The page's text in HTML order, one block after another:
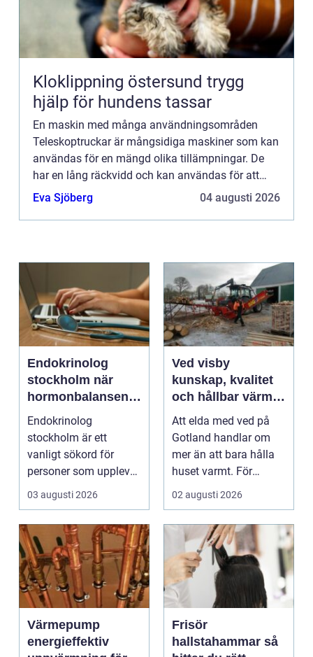
Kloklippning östersund trygg
hjälp för hundens tassar
En maskin med många användningsområden
Teleskoptruckar är mångsidiga maskiner som kan
användas för en mängd olika tillämpningar. De
har en lång räckvidd och kan användas för att
flytta material i trånga utrymmen. Om du vill hyra
Eva Sjöberg 04 augusti 2026
Endokrinolog
stockholm när
hormonbalansen
behöver
specialistvård
Endokrinolog
stockholm är ett
vanligt sökord för
personer som upplever
trötthet,
03 augusti 2026
Ved visby
kunskap, kvalitet
och hållbar värme
på gotland
Att elda med ved på
Gotland handlar om
mer än att bara hålla
huset varmt. För
många är brasan i
02 augusti 2026
Värmepump
energieffektiv
Frisör
hallstahammar så